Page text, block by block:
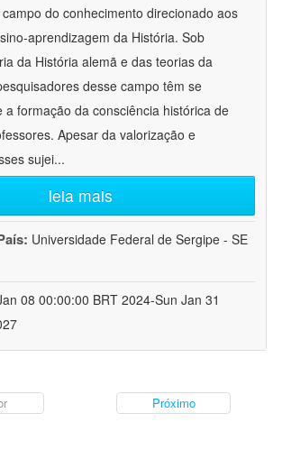
do conhecimento direcionado aos
aprendizagem da História. Sob
da História alemã e das teorias da
desse campo têm se
a formação da consciência histórica de
Apesar da valorização e
sujei...
leia mais
Universidade Federal de Sergipe - SE
08 00:00:00 BRT 2024-Sun Jan 31
Próximo